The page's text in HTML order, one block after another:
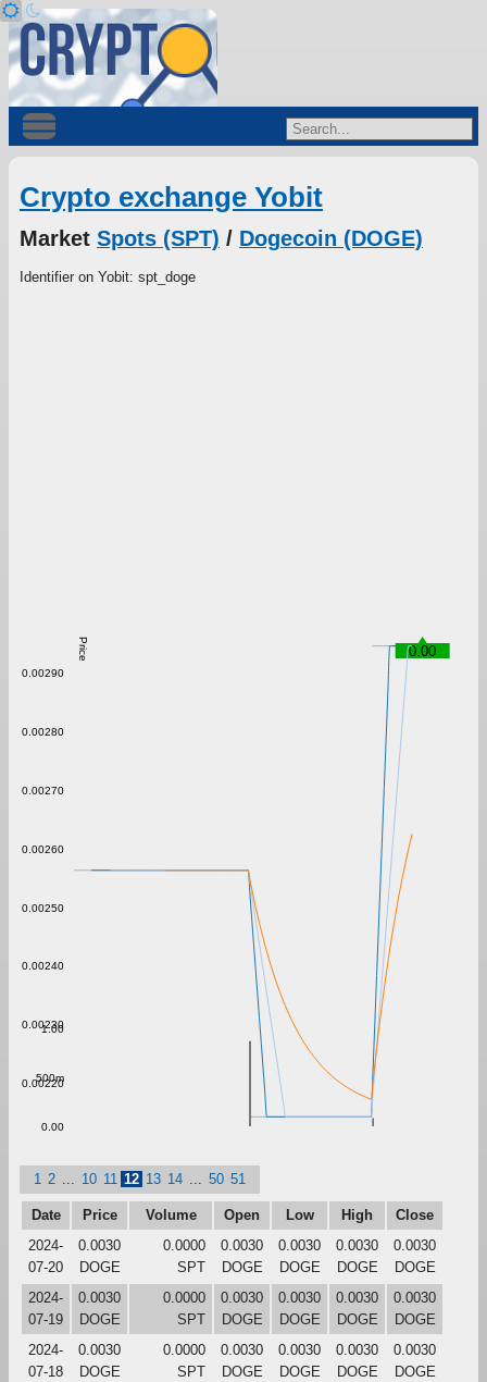
Crypto exchange Yobit
Market Spots (SPT) / Dogecoin (DOGE)
Identifier on Yobit: spt_doge
Price
0.00220
0.00230
0.00240
0.00250
0.00260
0.00270
0.00280
0.00290
0.00
0.00
500m
1.00
1 2 10 11 12 13 14 50 51
Date Price Volume Open Low High
Close
2024-
07-20
0.0030
DOGE
0.0000
SPT
0.0030
DOGE
0.0030
DOGE
0.0030
DOGE
0.0030
DOGE
2024-
07-19
0.0030
DOGE
0.0000
SPT
0.0030
DOGE
0.0030
DOGE
0.0030
DOGE
0.0030
DOGE
2024-
07-18
0.0030
DOGE
0.0000
SPT
0.0030
DOGE
0.0030
DOGE
0.0030
DOGE
0.0030
DOGE